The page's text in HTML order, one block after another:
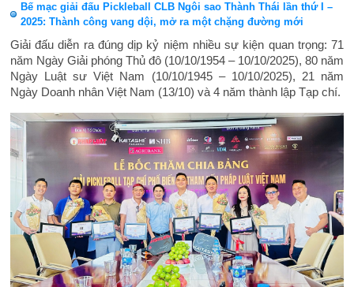
Bế mạc giải đấu Pickleball CLB Ngôi sao Thành Thái lần thứ I –
2025: Thành công vang dội, mở ra một chặng đường mới
Giải đấu diễn ra đúng dịp kỷ niệm nhiều sự kiện quan trọng: 71
năm Ngày Giải phóng Thủ đô (10/10/1954 – 10/10/2025), 80 năm
Ngày Luật sư Việt Nam (10/10/1945 – 10/10/2025), 21 năm
Ngày Doanh nhân Việt Nam (13/10) và 4 năm thành lập Tạp chí.